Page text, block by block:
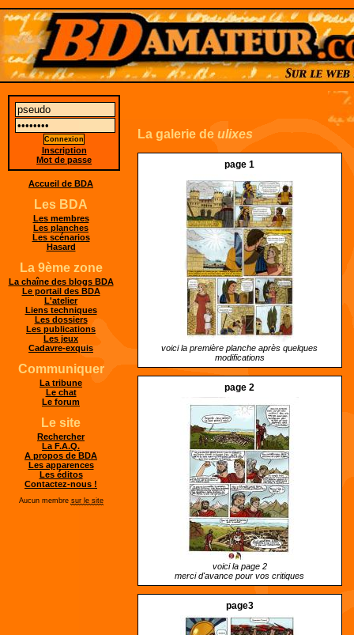
La galerie de ulixes
page 1
voici la première planche après quelques
modifications
page 2
voici la page 2
merci d'avance pour vos critiques
page3
Inscription
Mot de passe
Accueil de BDA
Les BDA
Les membres
Les planches
Les scénarios
Hasard
La 9ème zone
La chaîne des blogs BDA
Le portail des BDA
L'atelier
Liens techniques
Les dossiers
Les publications
Les jeux
Cadavre-exquis
Communiquer
La tribune
Le chat
Le forum
Le site
Rechercher
La F.A.Q.
A propos de BDA
Les apparences
Les éditos
Contactez-nous !
Aucun membre sur le site